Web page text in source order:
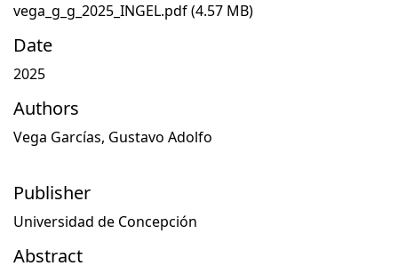
vega_g_g_2025_INGEL.pdf(4.57 MB)
Date
2025
Authors
Vega Garcías, Gustavo Adolfo
Publisher
Universidad de Concepción
Abstract